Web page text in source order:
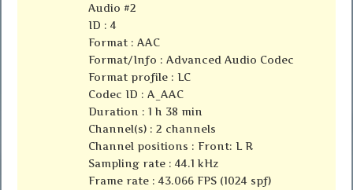
Audio #2
ID : 4
Format : AAC
Format/Info : Advanced Audio Codec
Format profile : LC
Codec ID : A_AAC
Duration : 1 h 38 min
Channel(s) : 2 channels
Channel positions : Front: L R
Sampling rate : 44.1 kHz
Frame rate : 43.066 FPS (1024 spf)